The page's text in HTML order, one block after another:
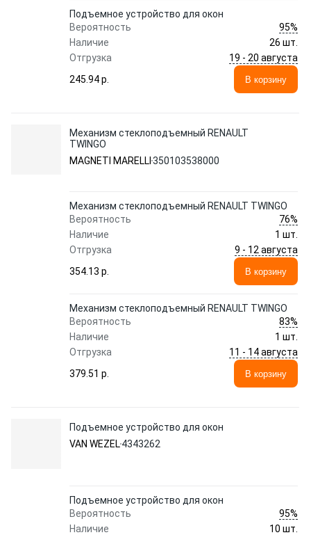
Подъемное устройство для окон
Вероятность
95%
Наличие
26 шт.
Отгрузка
19 - 20 августа
245.94 p.
В корзину
Механизм стеклоподъемный RENAULT
TWINGO
MAGNETI MARELLI 350103538000
Механизм стеклоподъемный RENAULT TWINGO
Вероятность
76%
Наличие
1 шт.
Отгрузка
9 - 12 августа
354.13 p.
В корзину
Механизм стеклоподъемный RENAULT TWINGO
Вероятность
83%
Наличие
1 шт.
Отгрузка
11 - 14 августа
379.51 p.
В корзину
Подъемное устройство для окон
VAN WEZEL4343262
Подъемное устройство для окон
Вероятность
95%
Наличие
10 шт.